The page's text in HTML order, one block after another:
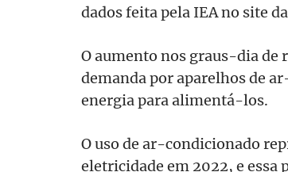
dados feita pela IEA no site
O aumento nos graus-dia
demanda por aparelhos de
energia para alimentá-los.
O uso de ar-condicionado
eletricidade em 2022, e essa